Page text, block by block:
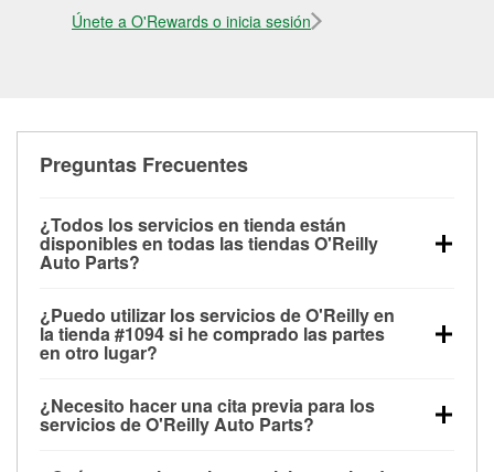
Únete a O'Rewards o inicia sesión
Preguntas Frecuentes
¿Todos los servicios en tienda están
disponibles en todas las tiendas O'Reilly
Auto Parts?
las pruebas de batería, pruebas de alternador y
motor de arranque, revisión de la luz “Check Engine”
con O'Reilly VeriScan® e instalación de
limpiaparabrisas o bombillas, están disponibles en
todas las tiendas O'Reilly Auto Parts. La tienda
¿Puedo utilizar los servicios de O'Reilly en
la tienda #1094 si he comprado las partes
en otro lugar?
de O'Reilly Auto Parts que estén disponibles en la
tienda #1094 de Mocksville, NC aunque hayas
¿Necesito hacer una cita previa para los
servicios de O'Reilly Auto Parts?